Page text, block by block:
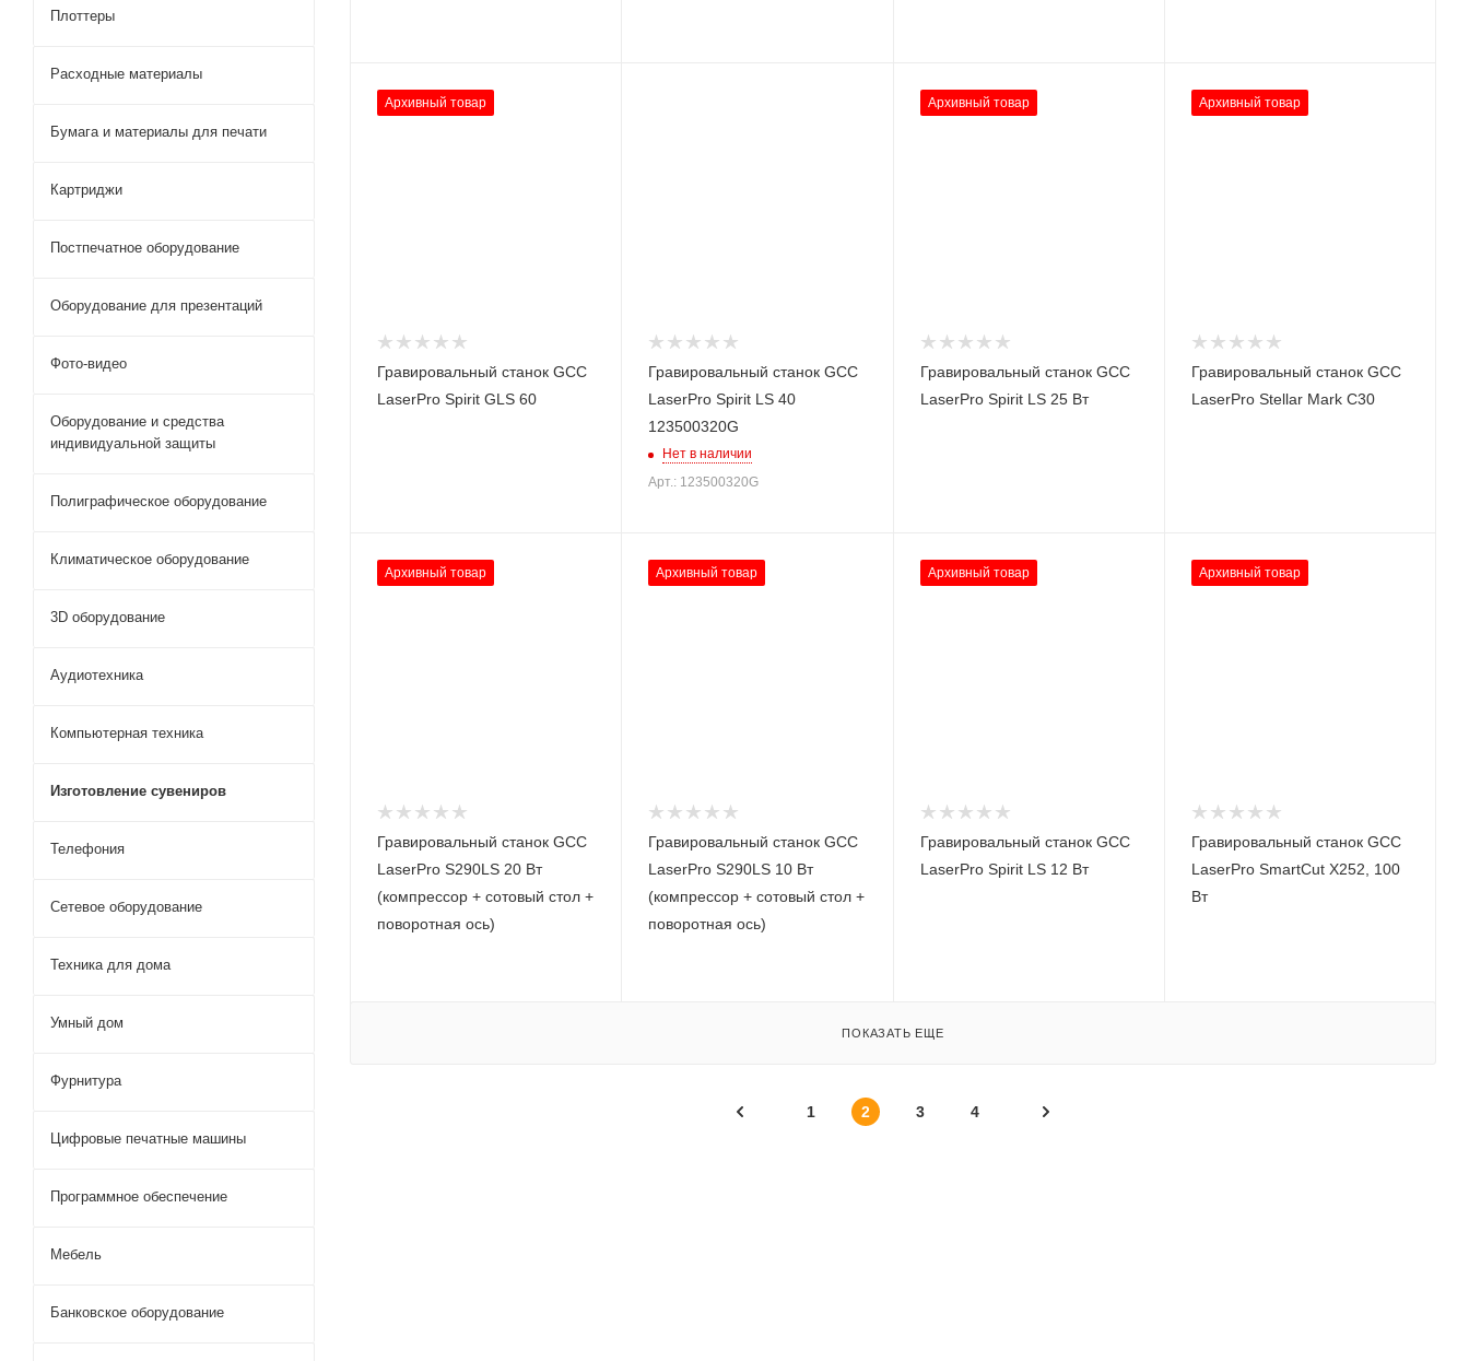
Архивный товар
Гравировальный станок GCC
LaserPro Spirit GLS 60
Гравировальный станок GCC
LaserPro Spirit LS 40
123500320G
Нет в наличии
Арт.: 123500320G
Архивный товар
Гравировальный станок GCC
LaserPro Spirit LS 25 Вт
Архивный товар
Гравировальный станок GCC
LaserPro Stellar Mark C30
Архивный товар
Гравировальный станок GCC
LaserPro S290LS 20 Вт
(компрессор + сотовый стол +
поворотная ось)
Архивный товар
Гравировальный станок GCC
LaserPro S290LS 10 Вт
(компрессор + сотовый стол +
поворотная ось)
Архивный товар
Гравировальный станок GCC
LaserPro Spirit LS 12 Вт
Архивный товар
Гравировальный станок GCC
LaserPro SmartCut X252, 100
Вт
ПОКАЗАТЬ ЕЩЕ
1 2 3 4
Плоттеры
Расходные материалы
Бумага и материалы для печати
Картриджи
Постпечатное оборудование
Оборудование для презентаций
Фото-видео
Оборудование и средства
индивидуальной защиты
Полиграфическое оборудование
Климатическое оборудование
3D оборудование
Аудиотехника
Компьютерная техника
Изготовление сувениров
Телефония
Сетевое оборудование
Техника для дома
Умный дом
Фурнитура
Цифровые печатные машины
Программное обеспечение
Мебель
Банковское оборудование